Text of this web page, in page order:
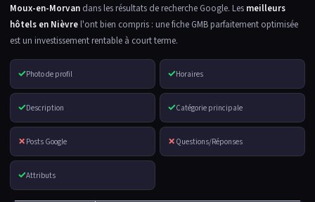
Moux-en-Morvan dans les résultats de recherche Google. Les meilleurs
hôtels en Nièvre l'ont bien compris : une fiche GMB parfaitement optimisée
est un investissement rentable à court terme.
✓Photo de profil ✓Horaires
✓Description ✓Catégorie principale
✗ Posts Google ✗ Questions/Réponses
✓Attributs